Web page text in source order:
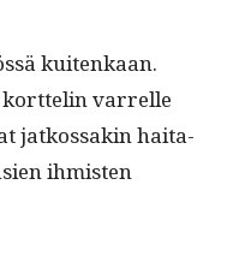
kuitenkaan.
var­relle
jatkos­sakin hai­ta­
ihmis­ten